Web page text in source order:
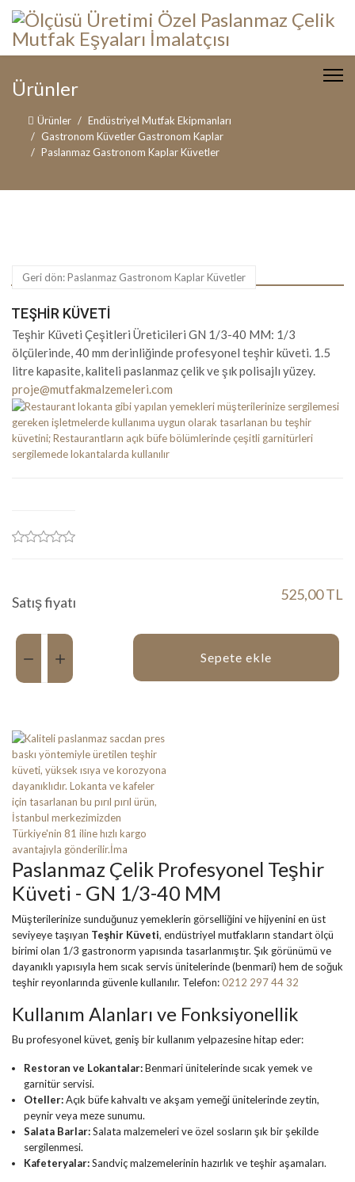
Ürünler
Ürünler
Endüstriyel Mutfak Ekipmanları
Gastronom Küvetler Gastronom Kaplar
Paslanmaz Gastronom Kaplar Küvetler
Geri dön: Paslanmaz Gastronom Kaplar Küvetler
TEŞHIR KÜVETI
Teşhir Küveti Çeşitleri Üreticileri GN 1/3-40 MM: 1/3
ölçülerinde, 40 mm derinliğinde profesyonel teşhir küveti. 1.5
litre kapasite, kaliteli paslanmaz çelik ve şık polisajlı yüzey.
proje@mutfakmalzemeleri.com
Satış fiyatı 525,00 TL
Miktar:
Sepete ekle
Paslanmaz Çelik Profesyonel Teşhir
Küveti - GN 1/3-40 MM
Müşterilerinize sunduğunuz yemeklerin görselliğini ve hijyenini en üst
seviyeye taşıyan Teşhir Küveti, endüstriyel mutfakların standart ölçü
birimi olan 1/3 gastronorm yapısında tasarlanmıştır. Şık görünümü ve
dayanıklı yapısıyla hem sıcak servis ünitelerinde (benmari) hem de soğuk
teşhir reyonlarında güvenle kullanılır. Telefon:0212 297 44 32
Kullanım Alanları ve Fonksiyonellik
Bu profesyonel küvet, geniş bir kullanım yelpazesine hitap eder:
Restoran ve Lokantalar:Benmari ünitelerinde sıcak yemek ve
garnitür servisi.
Oteller:Açık büfe kahvaltı ve akşam yemeği ünitelerinde zeytin,
peynir veya meze sunumu.
Salata Barlar:Salata malzemeleri ve özel sosların şık bir şekilde
sergilenmesi.
Kafeteryalar:Sandviç malzemelerinin hazırlık ve teşhir aşamaları.